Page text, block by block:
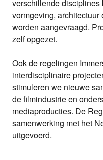
verschillende disciplines
vormgeving,
worden aangevraagd.
zelf opgezet.
Ook de regelingen
interdisciplinaire
stimuleren we nieuwe
de filmindustrie en
mediaproducties. De
samenwerking met het
uitgevoerd.